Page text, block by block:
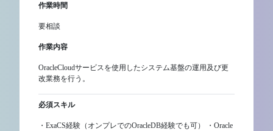
作業時間
要相談
作業内容
OracleCloudサービスを使用したシステム基盤の運用及び更
改業務を行う。
必須スキル
・ExaCS経験（オンプレでのOracleDB経験でも可） ・Oracle